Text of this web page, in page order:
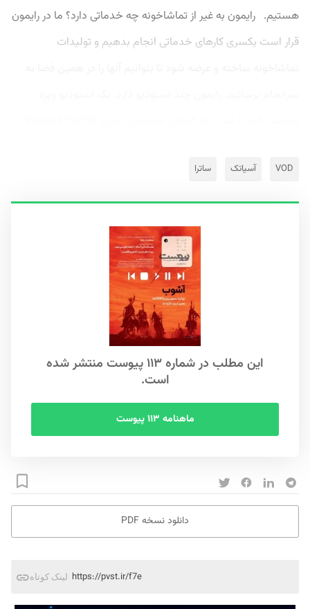
هستیم. رایمون به غیر از تماشاخونه چه خدماتی دارد؟ ما در رایمون
قرار است یکسری کارهای خدماتی انجام بدهیم و تولیدات
VOD آسیاتک ساترا
این مطلب در شماره ۱۱۳ پیوست منتشر شده
است.
ماهنامه ۱۱۳ پیوست
دانلود نسخه PDF
لینک کوتاه https://pvst.ir/f7e